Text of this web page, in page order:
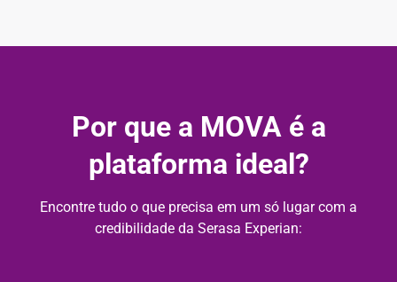
Por que a MOVA é a
plataforma ideal?
Encontre tudo o que precisa em um só lugar com a
credibilidade da Serasa Experian: